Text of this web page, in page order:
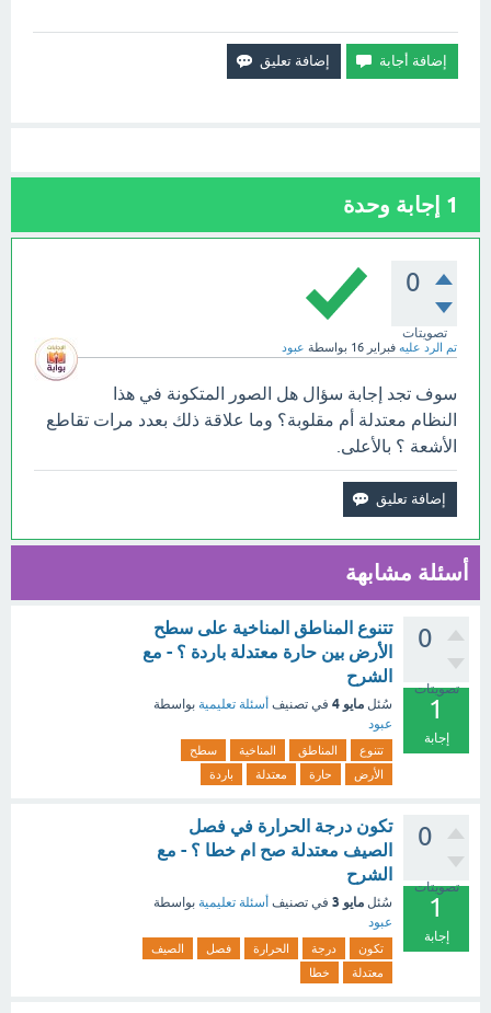
1 إجابة وحدة
0
تصويتات
تم الرد عليه فبراير 16 بواسطة عبود
سوف تجد إجابة سؤال هل الصور المتكونة في هذا
النظام معتدلة أم مقلوبة؟ وما علاقة ذلك بعدد مرات تقاطع
الأشعة ؟ بالأعلى.
أسئلة مشابهة
0
تصويتات
1
إجابة
تتنوع المناطق المناخية على سطح
الأرض بين حارة معتدلة باردة ؟ - مع
الشرح
سُئل مايو 4 في تصنيف أسئلة تعليمية بواسطة
عبود
تتنوع المناطق المناخية
سطح
الأرض
حارة معتدلة باردة
0
تصويتات
1
إجابة
تكون درجة الحرارة في فصل
الصيف معتدلة صح ام خطا ؟ - مع
الشرح
سُئل مايو 3 في تصنيف أسئلة تعليمية بواسطة
عبود
تكون درجة الحرارة فصل
الصيف
معتدلة
خطا